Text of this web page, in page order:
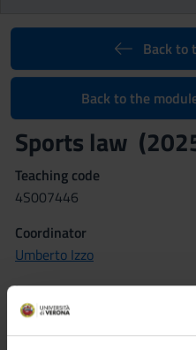
Back to
Back to the
Sports law
Teaching code
4S007446
Coordinator
Umberto Izzo
Language
Italian